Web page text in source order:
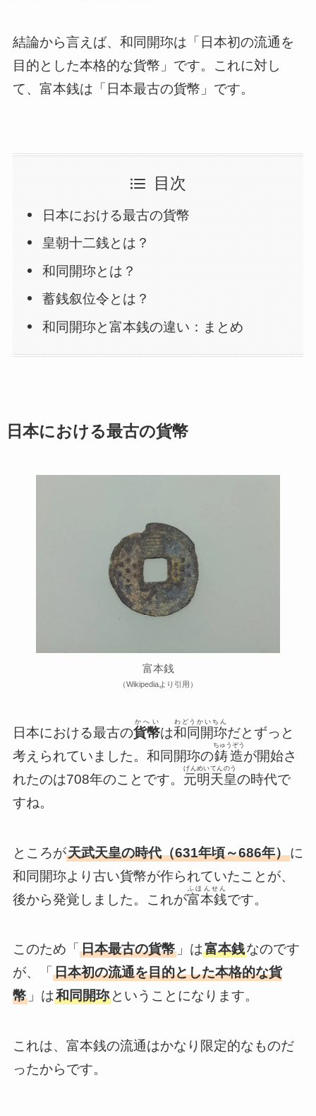
結論から言えば、和同開珎は「日本初の流通を
目的とした本格的な貨幣」です。これに対し
て、富本銭は「日本最古の貨幣」です。
目次
日本における最古の貨幣
皇朝十二銭とは？
和同開珎とは？
蓄銭叙位令とは？
和同開珎と富本銭の違い：まとめ
日本における最古の貨幣
富本銭
（Wikipediaより引用）
日本における最古の貨幣
かへい
は和同開珎
わどうかいちん
だとずっと
考えられていました。和同開珎の鋳造
ちゅうぞう
が開始さ
れたのは708年のことです。 元明天皇
げんめいてんのう
の時代で
すね。
ところが天武天皇の時代（631年頃～686年）に
和同開珎より古い貨幣が作られていたことが、
後から発覚しました。これが富本銭
ふほんせん
です。
このため「 日本最古の貨幣」は富本銭なのです
が、「 日本初の流通を目的とした本格的な貨
幣」は和同開珎ということになります。
これは、富本銭の流通はかなり限定的なものだ
ったからです。